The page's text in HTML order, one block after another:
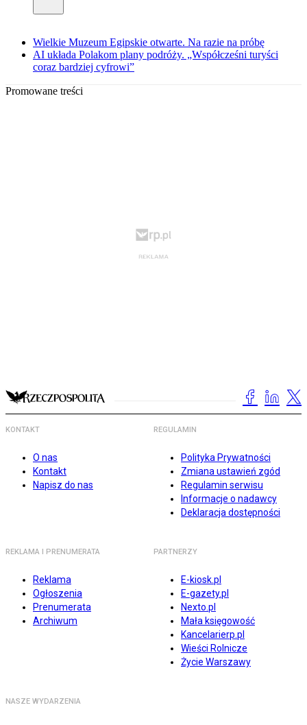
Wielkie Muzeum Egipskie otwarte. Na razie na próbę
AI układa Polakom plany podróży. „Współcześni turyści
coraz bardziej cyfrowi”
Promowane treści
KONTAKT
O nas
Kontakt
Napisz do nas
REGULAMIN
Polityka Prywatności
Zmiana ustawień zgód
Regulamin serwisu
Informacje o nadawcy
Deklaracja dostępności
REKLAMA I PRENUMERATA
Reklama
Ogłoszenia
Prenumerata
Archiwum
PARTNERZY
E-kiosk.pl
E-gazety.pl
Nexto.pl
Mała księgowość
Kancelarierp.pl
Wieści Rolnicze
Życie Warszawy
NASZE WYDARZENIA